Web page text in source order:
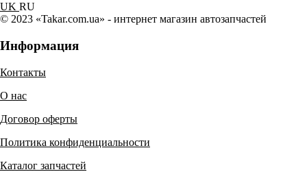
UK RU
© 2023 «Takar.com.ua» - интернет магазин автозапчастей
Информация
Контакты
О нас
Договор оферты
Политика конфиденциальности
Каталог запчастей